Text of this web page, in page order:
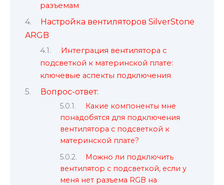
разъемам
Настройка вентиляторов SilverStone
ARGB
Интеграция вентилятора с
подсветкой к материнской плате:
ключевые аспекты подключения
Вопрос-ответ:
Какие компоненты мне
понадобятся для подключения
вентилятора с подсветкой к
материнской плате?
Можно ли подключить
вентилятор с подсветкой, если у
меня нет разъема RGB на